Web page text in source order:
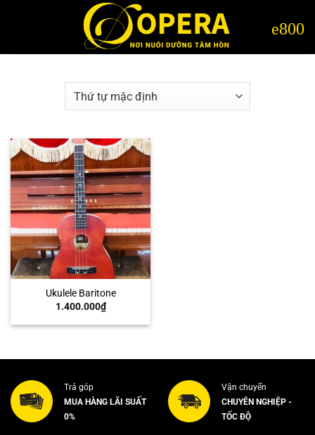
Ukulele Baritone
1.400.000₫
Trả góp
MUA HÀNG LÃI SUẤT
0%
Vận chuyển
CHUYÊN NGHIỆP -
TỐC ĐỘ